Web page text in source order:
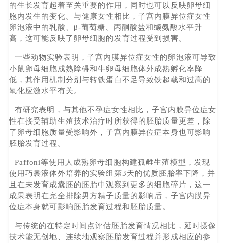
的生长发育起着至关重要的作用，同时也可以反映卵母细
胞内发生的变化。与健康女性相比，子宫内膜异位症女性
卵泡液中的乳酸、β-葡萄糖、丙酮酸盐和缬氨酸水平升
高，这可能反映了卵母细胞的发育过程受到损害。
一些动物实验表明，子宫内膜异位症女性的卵泡液可导致
小鼠卵母细胞成熟障碍和牛卵母细胞体外成熟孵化率降
低，其作用机制分别与转铁蛋白不足导致铁超载和过高的
氧化应激水平有关。
有研究表明，与其他不孕症女性相比，子宫内膜异位症女
性在接受辅助生殖技术治疗时所获得的胚胎质量更差，除
了卵母细胞质量受影响外，子宫内膜异位症本身也可影响
胚胎发育过程。
Paffoni等使用人成熟卵母细胞构建孤雌生殖模型，发现
使用巧囊液体外培养的实验组第3天的优质胚胎率下降，并
且在未发育成囊胚的胚胎中观察到更多的细胞碎片，这一
成果表明在完全排除男方精子质量的影响后，子宫内膜异
位症本身就可影响胚胎发育过程和胚胎质量。
与传统的在特定时间点评估胚胎发育情况相比，延时摄像
技术能无创地、连续地观察胚胎发育过程并形成相应的参